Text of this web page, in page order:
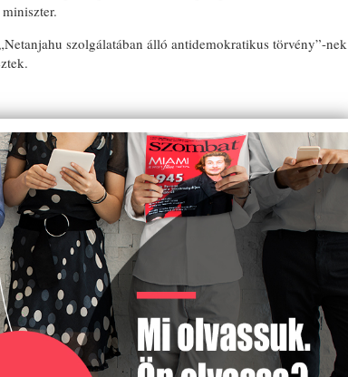
szolgálatában álló antidemokratikus törvény”-nek